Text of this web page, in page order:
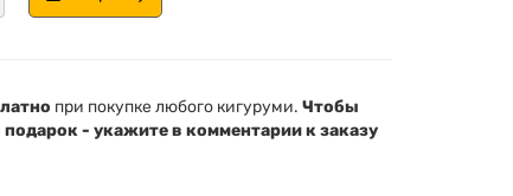
при покупке любого кигуруми. Чтобы
подарок - укажите в комментарии к заказу